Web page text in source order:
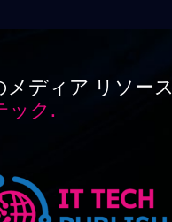
メディア リソース
ック.